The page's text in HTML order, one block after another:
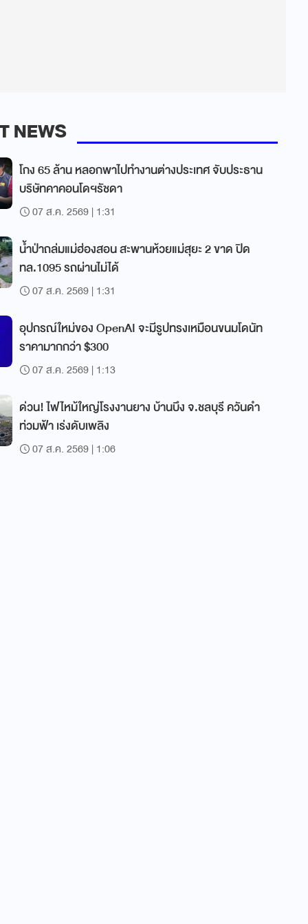
NEWS
โกง 65 ล้าน หลอกพาไปทำงานต่างประเทศ จับประธาน
บริษัทคาคอนโดฯรัชดา
07 ส.ค. 2569 | 1:31
น้ำป่าถล่มแม่ฮ่องสอน สะพานห้วยแม่สุยะ 2 ขาด ปิด
ทล.1095 รถผ่านไม่ได้
07 ส.ค. 2569 | 1:31
อุปกรณ์ใหม่ของ OpenAI จะมีรูปทรงเหมือนขนมโดนัท
ราคามากกว่า $300
07 ส.ค. 2569 | 1:13
ด่วน! ไฟไหม้ใหญ่โรงงานยาง บ้านบึง จ.ชลบุรี ควันดำ
ท่วมฟ้า เร่งดับเพลิง
07 ส.ค. 2569 | 1:06